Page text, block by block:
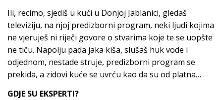
Ili, recimo, sjediš u kući u Donjoj Jablanici, gledaš
televiziju, na njoj predizborni program, neki ljudi kojima
ne vjeruješ ni riječi govore o stvarima koje te se uopšte
ne tiču. Napolju pada jaka kiša, slušaš huk vode i
odjednom, nestade struje, predizborni program se
prekida, a zidovi kuće se uvrću kao da su od platna…
GDJE SU EKSPERTI?